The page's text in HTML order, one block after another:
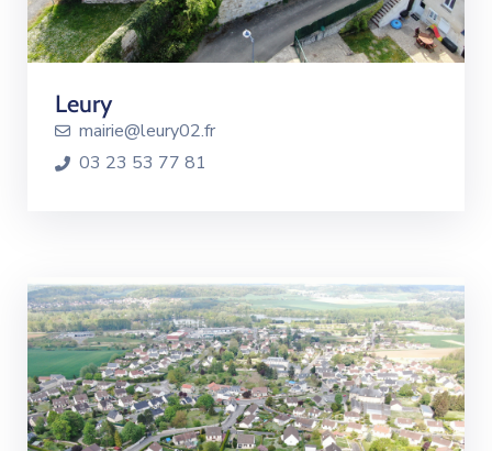
Leury
mairie@leury02.fr
03 23 53 77 81